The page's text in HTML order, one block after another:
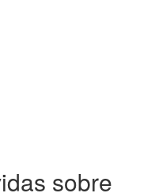
sobre